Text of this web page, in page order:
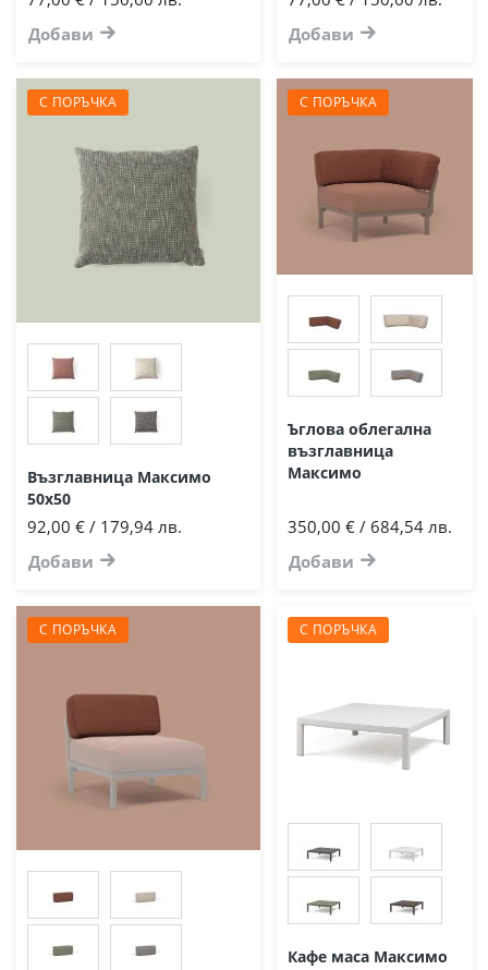
Добави
Добави
С ПОРЪЧКА
Възглавница Максимо
50х50
92,00 € / 179,94 лв.
Добави
С ПОРЪЧКА
Ъглова облегална
възглавница
Максимо
350,00 € / 684,54 лв.
Добави
С ПОРЪЧКА С ПОРЪЧКА
Кафе маса Максимо